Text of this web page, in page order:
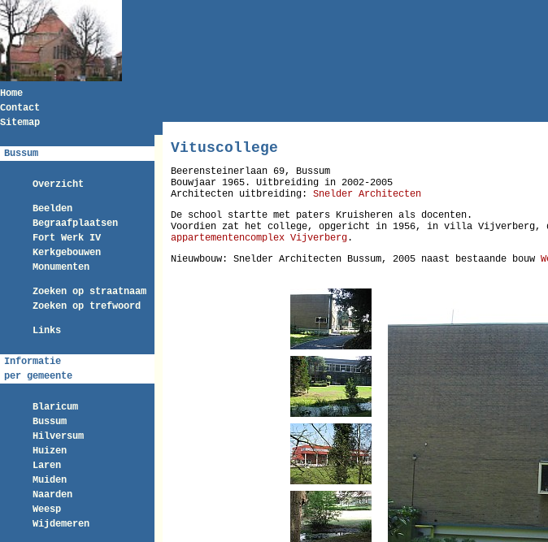
Home
Contact
Sitemap
Bussum
Overzicht
Beelden
Begraafplaatsen
Fort Werk IV
Kerkgebouwen
Monumenten
Zoeken op straatnaam
Zoeken op trefwoord
Links
Informatie
per gemeente
Blaricum
Bussum
Hilversum
Huizen
Laren
Muiden
Naarden
Weesp
Wijdemeren
Vituscollege
Beerensteinerlaan 69, Bussum
Bouwjaar 1965. Uitbreiding in 2002-2005
Architecten uitbreiding: Snelder Architecten
De school startte met paters Kruisheren als docenten.
Voordien zat het college, opgericht in 1956, in villa Vijverberg,
appartementencomplex Vijverberg.
Nieuwbouw: Snelder Architecten Bussum, 2005 naast bestaande bouw